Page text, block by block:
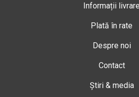
Informații livrare
Plată în rate
Despre noi
Contact
Știri & media